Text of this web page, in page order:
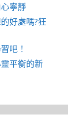
寧靜
好處嗎?狂
吧！
平衡的新